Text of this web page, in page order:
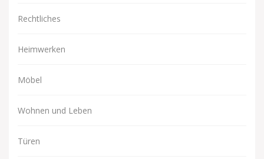
Rechtliches
Heimwerken
Möbel
Wohnen und Leben
Türen